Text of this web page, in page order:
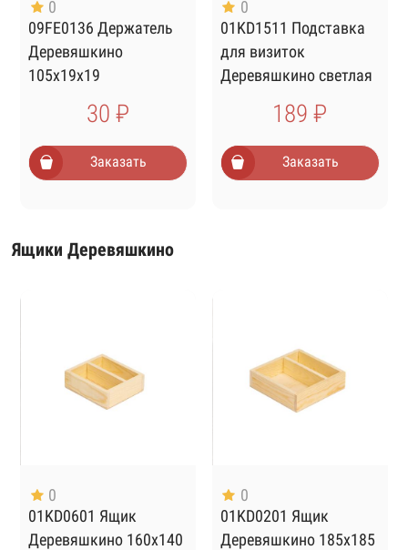
0
09FE0136 Держатель
Деревяшкино
105х19х19
30 ₽
Заказать
0
01KD1511 Подставка
для визиток
Деревяшкино светлая
189 ₽
Заказать
Ящики Деревяшкино
0
01KD0601 Ящик
Деревяшкино 160х140
0
01KD0201 Ящик
Деревяшкино 185х185